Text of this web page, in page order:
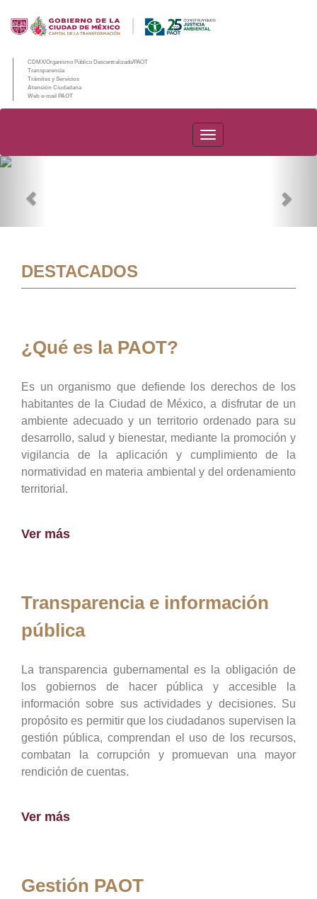
CDMX/Organismo Público Descentralizado/PAOT
Transparencia
Trámites y Servicios
Atención Ciudadana
Web e-mail PAOT
PAOT
DESTACADOS
¿Qué es la PAOT?
Es un organismo que defiende los derechos de los
habitantes de la Ciudad de México, a disfrutar de un
ambiente adecuado y un territorio ordenado para su
desarrollo, salud y bienestar, mediante la promoción y
vigilancia de la aplicación y cumplimiento de la
normatividad en materia ambiental y del ordenamiento
territorial.
Ver más
Transparencia e información
pública
La transparencia gubernamental es la obligación de
los gobiernos de hacer pública y accesible la
información sobre sus actividades y decisiones. Su
propósito es permitir que los ciudadanos supervisen la
gestión pública, comprendan el uso de los recursos,
combatan la corrupción y promuevan una mayor
rendición de cuentas.
Ver más
Gestión PAOT